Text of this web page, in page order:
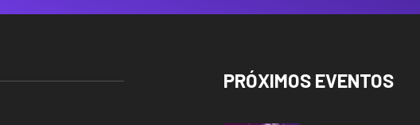
PRÓXIMOS EVENTOS